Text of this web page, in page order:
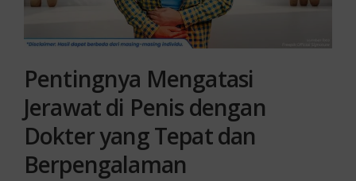
Pentingnya Mengatasi
Jerawat di Penis dengan
Dokter yang Tepat dan
Berpengalaman